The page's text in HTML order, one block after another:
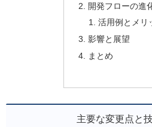
開発フローの進
活用例とメリ
影響と展望
まとめ
主要な変更点と